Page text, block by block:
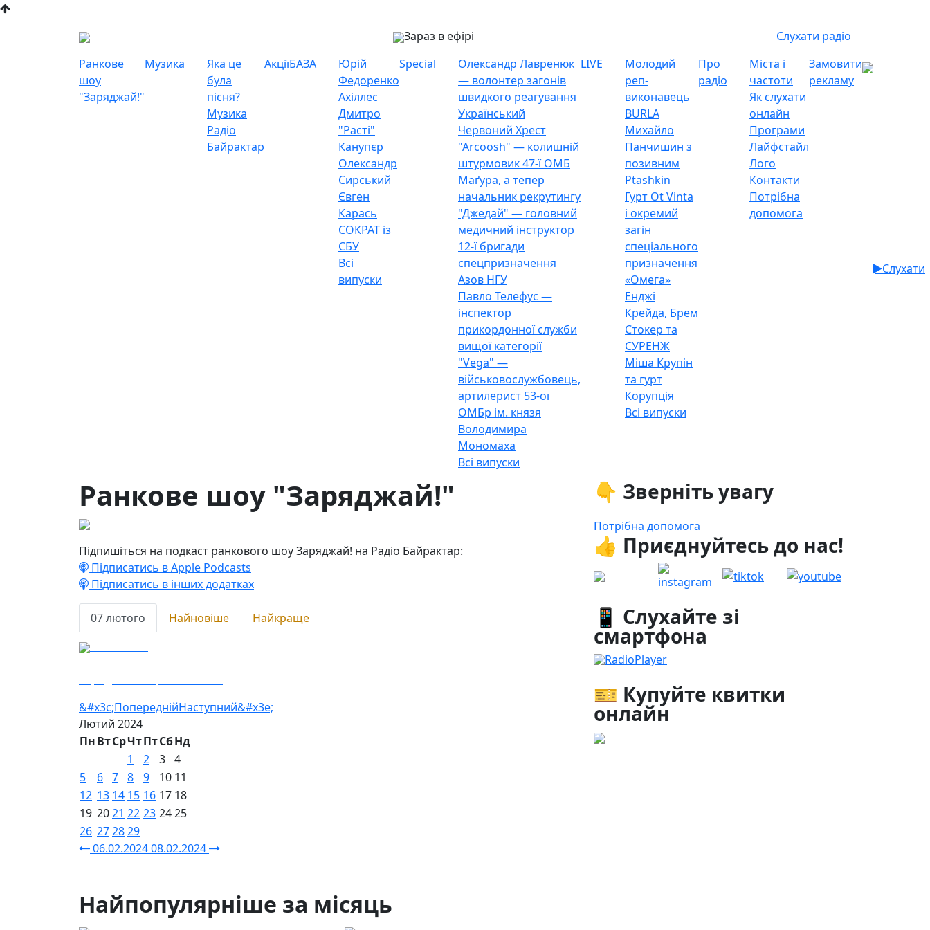
Зараз в ефірі
Слухати радіо
Ранкове
шоу
"Заряджай!"
Музика
Яка це
була
пісня?
Музика
Радіо
Байрактар
АкціїБАЗА
Юрій
Федоренко
Ахіллес
Дмитро
"Расті"
Канупєр
Олександр
Сирський
Євген
Карась
СОКРАТ із
СБУ
Всі
випуски
Special
Олександр Лавренюк
— волонтер загонів
швидкого реагування
Український
Червоний Хрест
"Arcoosh" — колишній
штурмовик 47-ї ОМБ
Маґура, а тепер
начальник рекрутингу
"Джедай" — головний
медичний інструктор
12-ї бригади
спецпризначення
Азов НГУ
Павло Телефус —
інспектор
прикордонної служби
вищої категорії
"Vega" —
військовослужбовець,
артилерист 53-ої
ОМБр ім. князя
Володимира
Мономаха
Всі випуски
LIVE
Молодий
реп-
виконавець
BURLA
Михайло
Панчишин з
позивним
Ptashkin
Гурт Ot Vinta
і окремий
загін
спеціального
призначення
«Омега»
Енджі
Крейда, Брем
Стокер та
СУРЕНЖ
Міша Крупін
та гурт
Корупція
Всі випуски
Про
радіо
Міста і
частоти
Як слухати
онлайн
Програми
Лайфстайл
Лого
Контакти
Потрібна
допомога
Замовити
рекламу
Слухати
Ранкове шоу "Заряджай!"
Підпишіться на подкаст ранкового шоу Заряджай! на Радіо Байрактар:
Підписатись в Apple Podcasts
Підписатись в інших додатках
07 лютого Найновіше
Найкраще
&#x3c;ПопереднійНаступний&#x3e;
Лютий 2024
ПнВтСрЧтПтСбНд
1
2 3 4
5
6 7 8 9 10 11
12 13 14 15 16 17 18
19 2021 22 23 2425
26 272829
06.02.202408.02.2024
Найпопулярніше за місяць
👇 Зверніть увагу
Потрібна допомога
👍 Приєднуйтесь до нас!
📱 Слухайте зі
смартфона
RadioPlayer
🎫 Купуйте квитки
онлайн